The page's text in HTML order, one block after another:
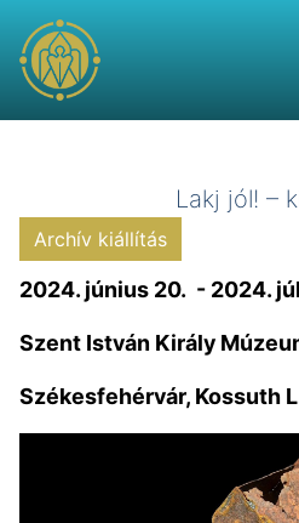
Lakj jól! –
Archív kiállítás
2024. június 20. - 2024.
Szent István Király
Székesfehérvár, Kossuth